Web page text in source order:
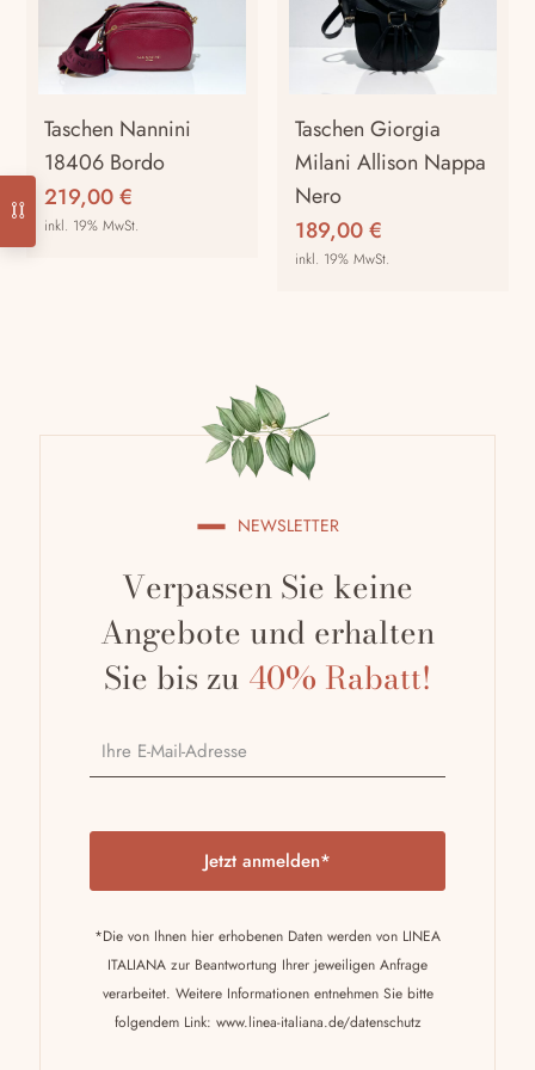
Taschen Nannini
18406 Bordo
219,00€
inkl. 19% MwSt.
Taschen Giorgia
Milani Allison Nappa
Nero
189,00€
inkl. 19% MwSt.
NEWSLETTER
Verpassen Sie keine
Angebote und erhalten
Sie bis zu 40% Rabatt!
*Die von Ihnen hier erhobenen Daten werden von LINEA
ITALIANA zur Beantwortung Ihrer jeweiligen Anfrage
verarbeitet. Weitere Informationen entnehmen Sie bitte
folgendem Link: www.linea-italiana.de/datenschutz